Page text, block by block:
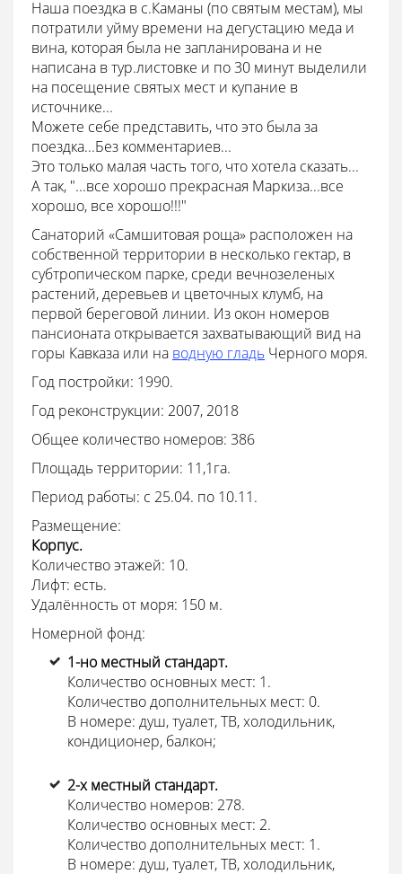
Наша поездка в с.Каманы (по святым местам), мы
потратили уйму времени на дегустацию меда и
вина, которая была не запланирована и не
написана в тур.листовке и по 30 минут выделили
на посещение святых мест и купание в
источнике...
Можете себе представить, что это была за
поездка...Без комментариев...
Это только малая часть того, что хотела сказать...
А так, "...все хорошо прекрасная Маркиза...все
хорошо, все хорошо!!!"
Санаторий «Самшитовая роща» расположен на
собственной территории в несколько гектар, в
субтропическом парке, среди вечнозеленых
растений, деревьев и цветочных клумб, на
первой береговой линии. Из окон номеров
пансионата открывается захватывающий вид на
горы Кавказа или на водную гладь Черного моря.
Год постройки: 1990.
Год реконструкции: 2007, 2018
Общее количество номеров: 386
Площадь территории: 11,1га.
Период работы: с 25.04. по 10.11.
Размещение:
Корпус.
Количество этажей: 10.
Лифт: есть.
Удалённость от моря: 150 м.
Номерной фонд:
1-но местный стандарт.
Количество основных мест: 1.
Количество дополнительных мест: 0.
В номере: душ, туалет, ТВ, холодильник,
кондиционер, балкон;
2-х местный стандарт.
Количество номеров: 278.
Количество основных мест: 2.
Количество дополнительных мест: 1.
В номере: душ, туалет, ТВ, холодильник,